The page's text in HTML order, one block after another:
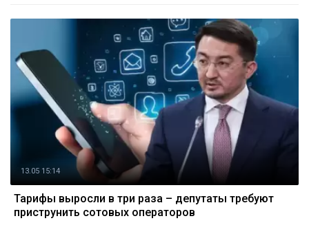
13.05 15:14
Тарифы выросли в три раза – депутаты требуют
приструнить сотовых операторов